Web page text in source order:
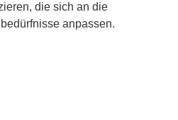
die sich an die
anpassen.